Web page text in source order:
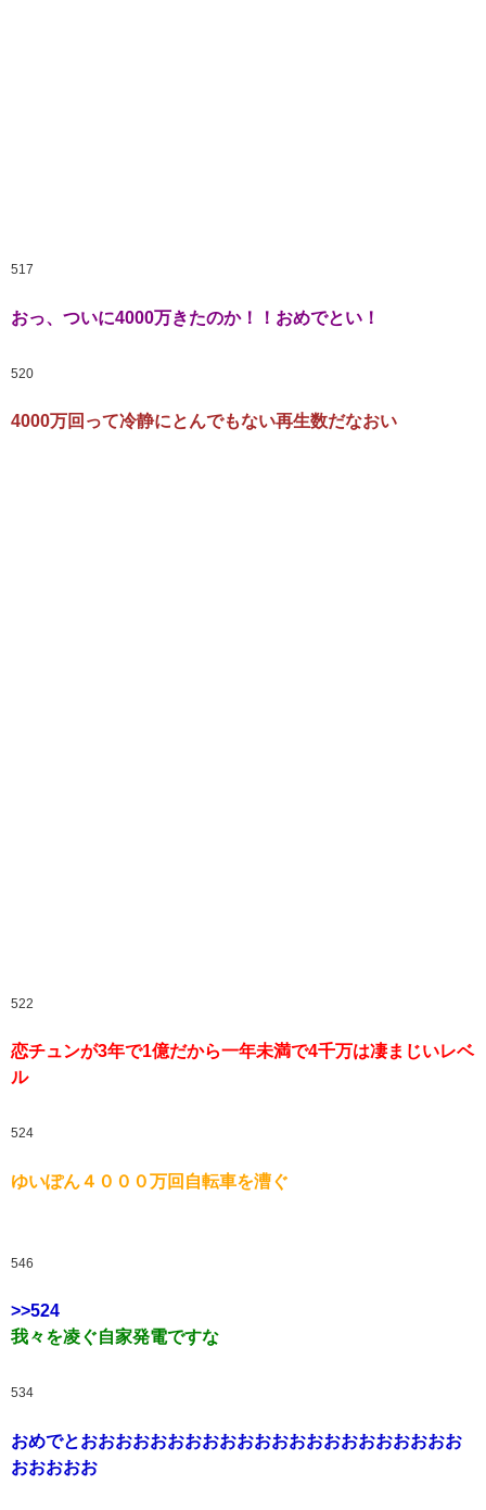
517
おっ、ついに4000万きたのか！！おめでとい！
520
4000万回って冷静にとんでもない再生数だなおい
522
恋チュンが3年で1億だから一年未満で4千万は凄まじいレベ
ル
524
ゆいぽん４０００万回自転車を漕ぐ
546
>>524
我々を凌ぐ自家発電ですな
534
おめでとおおおおおおおおおおおおおおおおおおおおおお
おおおおお